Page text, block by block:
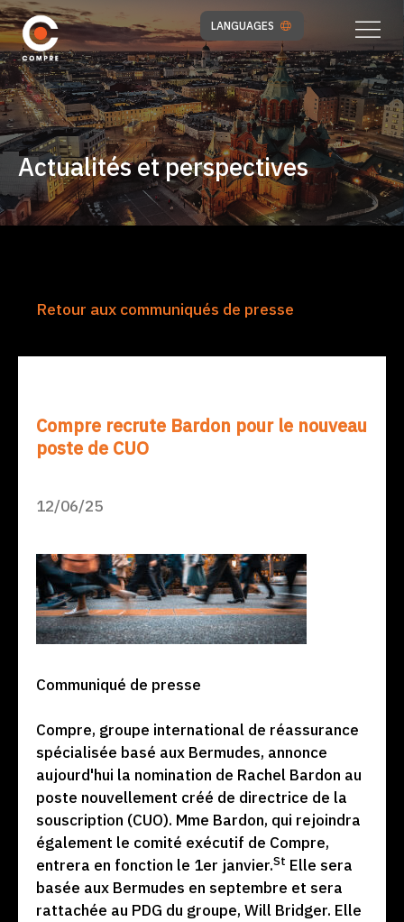
LANGUAGES
Actualités et perspectives
Retour aux communiqués de presse
Compre recrute Bardon pour le nouveau
poste de CUO
12/06/25
Communiqué de presse
Compre, groupe international de réassurance
spécialisée basé aux Bermudes, annonce
aujourd'hui la nomination de Rachel Bardon au
poste nouvellement créé de directrice de la
souscription (CUO). Mme Bardon, qui rejoindra
également le comité exécutif de Compre,
entrera en fonction le 1er janvier.St Elle sera
basée aux Bermudes en septembre et sera
rattachée au PDG du groupe, Will Bridger. Elle